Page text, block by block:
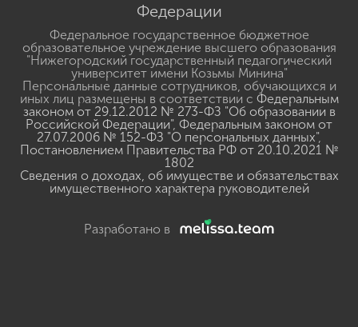
Федерации
Федеральное государственное бюджетное
образовательное учреждение высшего образования
"Нижегородский государственный педагогический
университет имени Козьмы Минина"
Персональные данные сотрудников, обучающихся и
иных лиц размещены в соответствии с Федеральным
законом от 29.12.2012 № 273-ФЗ "Об образовании в
Российской Федерации", Федеральным законом от
27.07.2006 № 152-ФЗ "О персональных данных",
Постановлением Правительства РФ от 20.10.2021 №
1802
Сведения о доходах, об имуществе и обязательствах
имущественного характера руководителей
Разработано в